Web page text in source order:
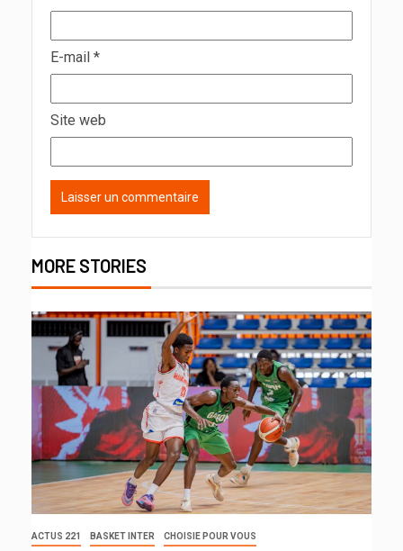
E-mail *
Site web
MORE STORIES
ACTUS 221 BASKET INTER CHOISIE POUR VOUS